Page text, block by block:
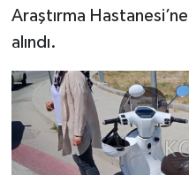
Araştırma
alındı.